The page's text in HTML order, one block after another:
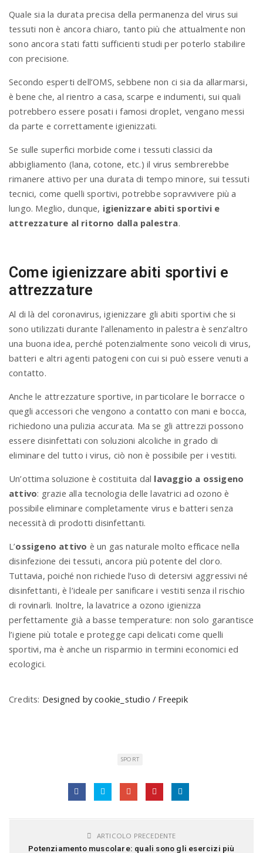
Quale sia la durata precisa della permanenza del virus sui
tessuti non è ancora chiaro, tanto più che attualmente non
sono ancora stati fatti sufficienti studi per poterlo stabilire
con precisione.
Secondo esperti dell’OMS, sebbene non ci sia da allarmarsi,
è bene che, al rientro a casa, scarpe e indumenti, sui quali
potrebbero essere posati i famosi droplet, vengano messi
da parte e correttamente igienizzati.
Se sulle superfici morbide come i tessuti classici da
abbigliamento (lana, cotone, etc.) il virus sembrerebbe
rimanere attivo per una durata di tempo minore, sui tessuti
tecnici, come quelli sportivi, potrebbe sopravvivere più a
lungo. Meglio, dunque, igienizzare abiti sportivi e
attrezzature al ritorno dalla palestra.
Come igienizzare abiti sportivi e
attrezzature
Al di là del coronavirus, igienizzare gli abiti sportivi che si
sono utilizzati durante l’allenamento in palestra è senz’altro
una buona idea, perché potenzialmente sono veicoli di virus,
batteri e altri agenti patogeni con cui si può essere venuti a
contatto.
Anche le attrezzature sportive, in particolare le borracce o
quegli accessori che vengono a contatto con mani e bocca,
richiedono una pulizia accurata. Ma se gli attrezzi possono
essere disinfettati con soluzioni alcoliche in grado di
eliminare del tutto i virus, ciò non è possibile per i vestiti.
Un’ottima soluzione è costituita dal lavaggio a ossigeno
attivo: grazie alla tecnologia delle lavatrici ad ozono è
possibile eliminare completamente virus e batteri senza
necessità di prodotti disinfettanti.
L’ossigeno attivo è un gas naturale molto efficace nella
disinfezione dei tessuti, ancora più potente del cloro.
Tuttavia, poiché non richiede l’uso di detersivi aggressivi né
disinfettanti, è l’ideale per sanificare i vestiti senza il rischio
di rovinarli. Inoltre, la lavatrice a ozono igienizza
perfettamente già a basse temperature: non solo garantisce
l’igiene più totale e protegge capi delicati come quelli
sportivi, ma è anche un risparmio in termini economici ed
ecologici.
Credits: Designed by cookie_studio / Freepik
SPORT
ARTICOLO PRECEDENTE
Potenziamento muscolare: quali sono gli esercizi più